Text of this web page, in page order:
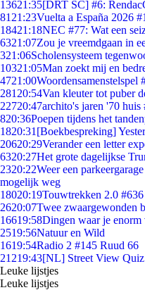
13621:35[DRT SC] #6:
81 21:23Vuelta a España 2026 #1
18421:18NEC #77: Wat een
6321:07Zou je vreemdgaan in
321:06Scholensysteem
10321:05Man zoekt mij en
4721:00Woordensamenstelspel
281 20:54Van kleuter tot puber
22720:47archito's jaren '70
820:36Poepen tijdens het
1820:31 [Boekbespreking]
20620:29Verander een letter
6320:27Het grote dagelijkse
2320:22Weer een
mogelijk weg
18020:19Touwtrekken 2.0
2620:07Twee zwaargewonden
16619:58Dingen waar je
2519:56Natuur en Wild
1619:54Radio 2 #145 Ruud 66
21219:43[NL] Street View
Leuke lijstjes
Leuke lijstjes